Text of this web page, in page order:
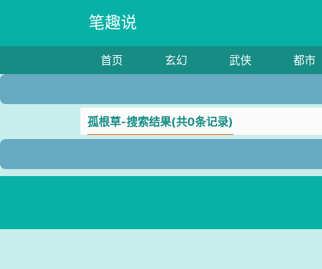
笔趣说
首页 玄幻 武侠 都市
孤根草-搜索结果(共0条记录)